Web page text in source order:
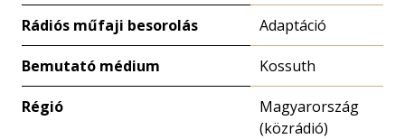
Rádiós műfaji besorolás Adaptáció
Bemutató médium Kossuth
Régió
Magyarország
(közrádió)